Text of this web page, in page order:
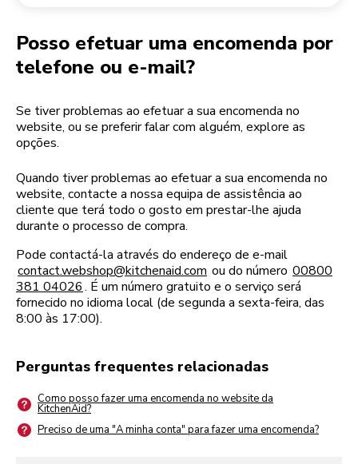
Posso efetuar uma encomenda por
telefone ou e-mail?
Se tiver problemas ao efetuar a sua encomenda no
website, ou se preferir falar com alguém, explore as
opções.
Quando tiver problemas ao efetuar a sua encomenda no
website, contacte a nossa equipa de assistência ao
cliente que terá todo o gosto em prestar-lhe ajuda
durante o processo de compra.
Pode contactá-la através do endereço de e-mail
contact.webshop@kitchenaid.com ou do número 00800
381 04026. É um número gratuito e o serviço será
fornecido no idioma local (de segunda a sexta-feira, das
8:00 às 17:00).
Perguntas frequentes relacionadas
Como posso fazer uma encomenda no website da
KitchenAid?
Preciso de uma "A minha conta" para fazer uma encomenda?